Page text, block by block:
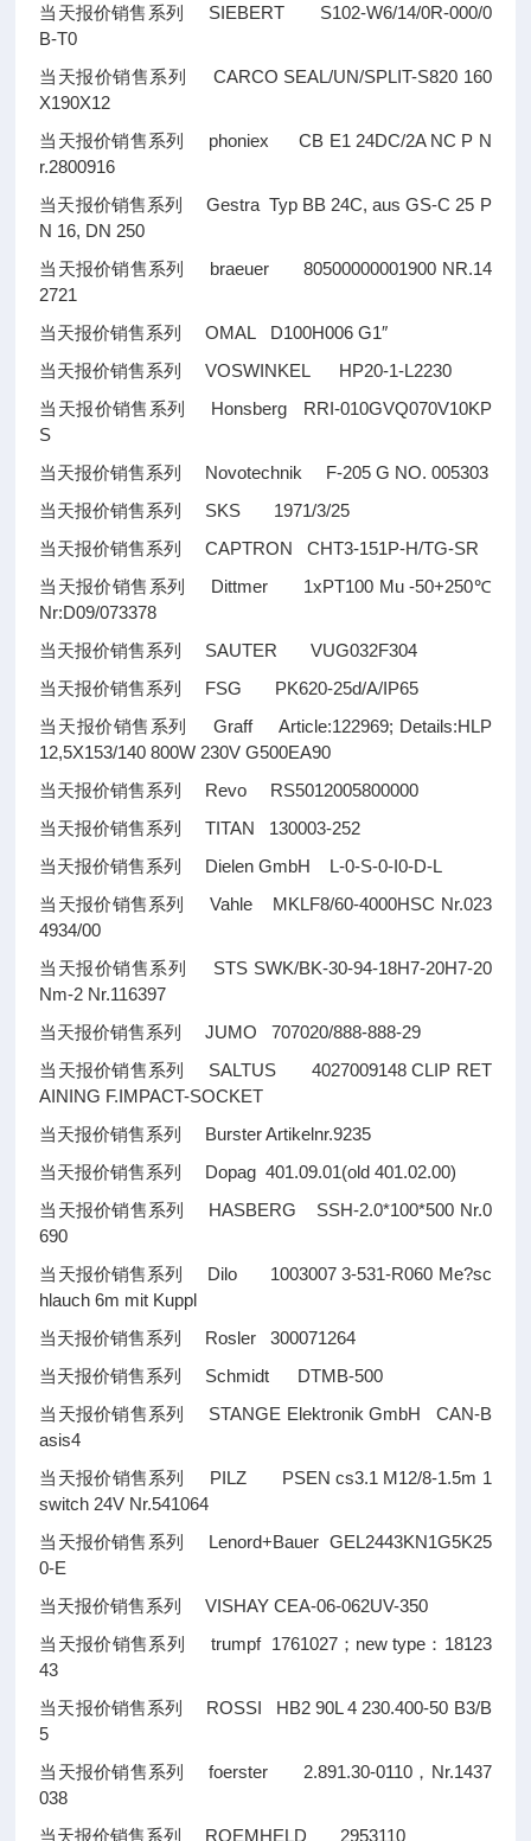
当天报价销售系列 SIEBERT S102-W6/14/0R-000/0
B-T0
当天报价销售系列 CARCO SEAL/UN/SPLIT-S820 160
X190X12
当天报价销售系列 phoniex CB E1 24DC/2A NC P N
r.2800916
当天报价销售系列 Gestra Typ BB 24C, aus GS-C 25 P
N 16, DN 250
当天报价销售系列 braeuer 80500000001900 NR.14
2721
当天报价销售系列 OMAL D100H006 G1″
当天报价销售系列 VOSWINKEL HP20-1-L2230
当天报价销售系列 Honsberg RRI-010GVQ070V10KP
S
当天报价销售系列 Novotechnik F-205 G NO. 005303
当天报价销售系列 SKS 1971/3/25
当天报价销售系列 CAPTRON CHT3-151P-H/TG-SR
当天报价销售系列 Dittmer 1xPT100 Mu -50+250℃
Nr:D09/073378
当天报价销售系列 SAUTER VUG032F304
当天报价销售系列 FSG PK620-25d/A/IP65
当天报价销售系列 Graff Article:122969; Details:HLP
12,5X153/140 800W 230V G500EA90
当天报价销售系列 Revo RS5012005800000
当天报价销售系列 TITAN 130003-252
当天报价销售系列 Dielen GmbH L-0-S-0-I0-D-L
当天报价销售系列 Vahle MKLF8/60-4000HSC Nr.023
4934/00
当天报价销售系列 STS SWK/BK-30-94-18H7-20H7-20
Nm-2 Nr.116397
当天报价销售系列 JUMO 707020/888-888-29
当天报价销售系列 SALTUS 4027009148 CLIP RET
AINING F.IMPACT-SOCKET
当天报价销售系列 Burster Artikelnr.9235
当天报价销售系列 Dopag 401.09.01(old 401.02.00)
当天报价销售系列 HASBERG SSH-2.0*100*500 Nr.0
690
当天报价销售系列 Dilo 1003007 3-531-R060 Me?sc
hlauch 6m mit Kuppl
当天报价销售系列 Rosler 300071264
当天报价销售系列 Schmidt DTMB-500
当天报价销售系列 STANGE Elektronik GmbH CAN-B
asis4
当天报价销售系列 PILZ PSEN cs3.1 M12/8-1.5m 1
switch 24V Nr.541064
当天报价销售系列 Lenord+Bauer GEL2443KN1G5K25
0-E
当天报价销售系列 VISHAY CEA-06-062UV-350
当天报价销售系列 trumpf 1761027；new type：18123
43
当天报价销售系列 ROSSI HB2 90L 4 230.400-50 B3/B
5
当天报价销售系列 foerster 2.891.30-0110，Nr.1437
038
当天报价销售系列 ROEMHELD 2953110